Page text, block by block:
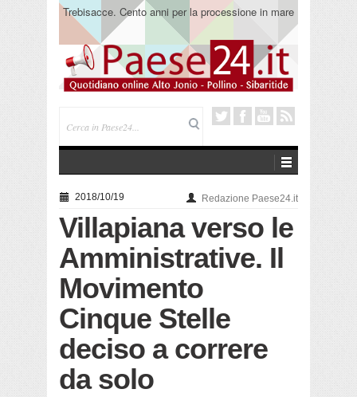
Trebisacce. Cento anni per la processione in mare
di San Rocco. Arriva la reliquia
2018/10/19 Redazione Paese24.it
Villapiana verso le
Amministrative. Il
Movimento
Cinque Stelle
deciso a correre
da solo